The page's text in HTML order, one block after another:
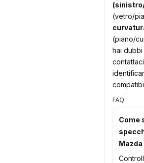
(vetro/
(piano/
hai dubbi
FAQ
Come